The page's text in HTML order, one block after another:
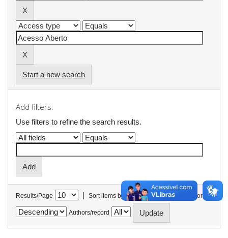
Start a new search
Add filters:
Use filters to refine the search results.
Results/Page | Sort items by In order
Authors/record